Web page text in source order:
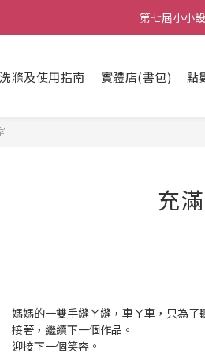
第七屆小小
洗滌及使用指南 實體店(書包) 點
充
媽媽的一雙手縫ㄚ縫，車ㄚ車，只為了
接著，繼續下一個作品。
迎接下一個笑容。